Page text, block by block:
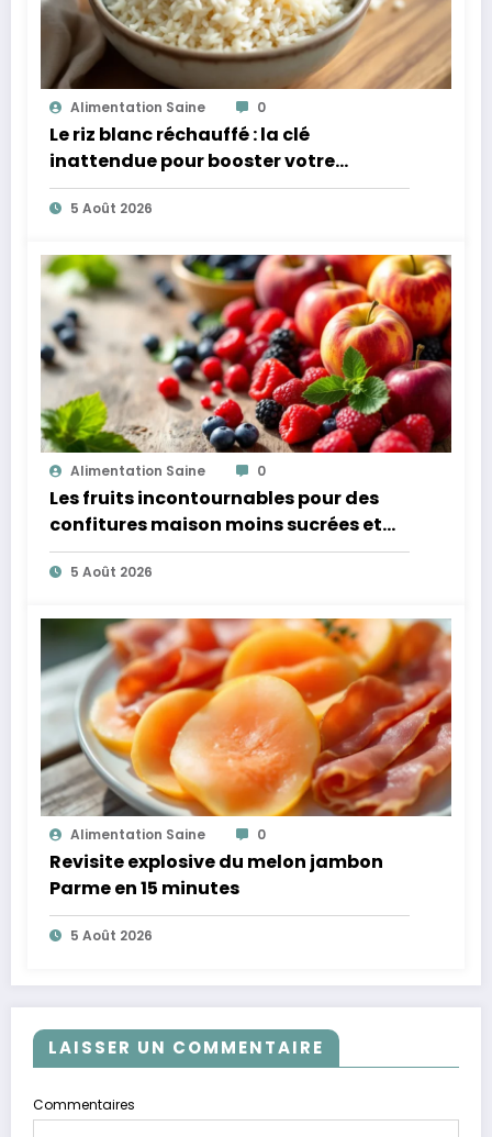
Alimentation Saine 0
Le riz blanc réchauffé : la clé
inattendue pour booster votre
microbiote
5 Août 2026
Alimentation Saine 0
Les fruits incontournables pour des
confitures maison moins sucrées et
plus légères
5 Août 2026
Alimentation Saine 0
Revisite explosive du melon jambon
Parme en 15 minutes
5 Août 2026
LAISSER UN COMMENTAIRE
Commentaires